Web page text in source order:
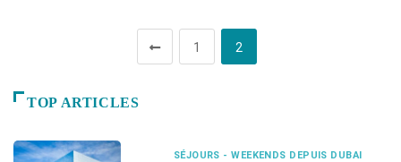
1 2
TOP ARTICLES
SÉJOURS - WEEKENDS DEPUIS DUBAI